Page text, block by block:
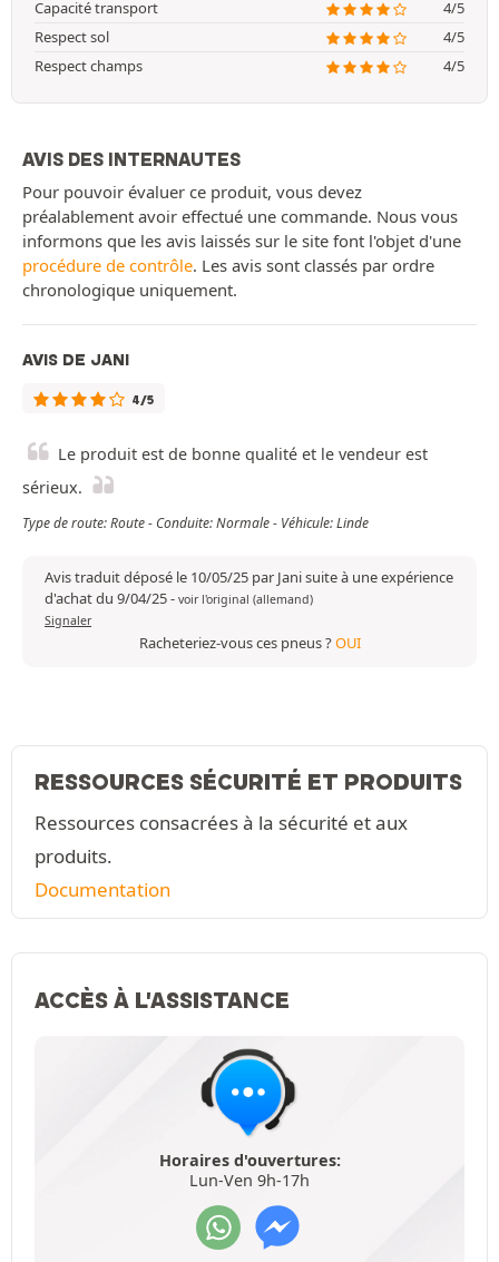
Capacité transport
4/5
Respect sol
4/5
Respect champs
4/5
AVIS DES INTERNAUTES
Pour pouvoir évaluer ce produit, vous devez
préalablement avoir effectué une commande. Nous vous
informons que les avis laissés sur le site font l'objet d'une
procédure de contrôle. Les avis sont classés par ordre
chronologique uniquement.
AVIS DE JANI
4/5
Le produit est de bonne qualité et le vendeur est
sérieux.
Type de route: Route - Conduite: Normale - Véhicule: Linde
Avis traduit déposé le 10/05/25 par Jani suite à une expérience
d'achat du 9/04/25- voir l'original (allemand)
Signaler
Racheteriez-vous ces pneus ?OUI
RESSOURCES SÉCURITÉ ET PRODUITS
Ressources consacrées à la sécurité et aux
produits.
Documentation
ACCÈS À L'ASSISTANCE
Horaires d'ouvertures:
Lun-Ven 9h-17h